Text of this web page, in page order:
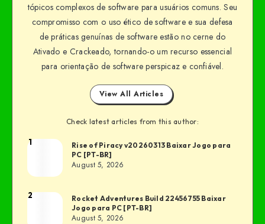
tópicos complexos de software para usuários comuns. Seu
compromisso com o uso ético de software e sua defesa
de práticas genuínas de software estão no cerne do
Ativado e Crackeado, tornando-o um recurso essencial
para orientação de software perspicaz e confiável.
View All Articles
Check latest articles from this author:
1
Rise of Piracy v20260313 Baixar Jogo para
PC [PT-BR]
August 5, 2026
2
Rocket Adventures Build 22456755 Baixar
Jogo para PC [PT-BR]
August 5, 2026